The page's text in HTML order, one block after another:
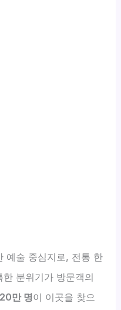
예술 중심지로, 전통 한
분위기가 방문객의
20만 명이 이곳을 찾으